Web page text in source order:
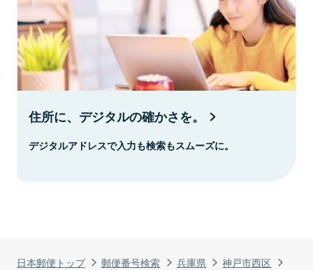
日本郵便トップ 郵便番号検索 兵庫県
神戸市西区
住所に、デジタルの確かさを。
デジタルアドレスで入力も検索もスムーズに。